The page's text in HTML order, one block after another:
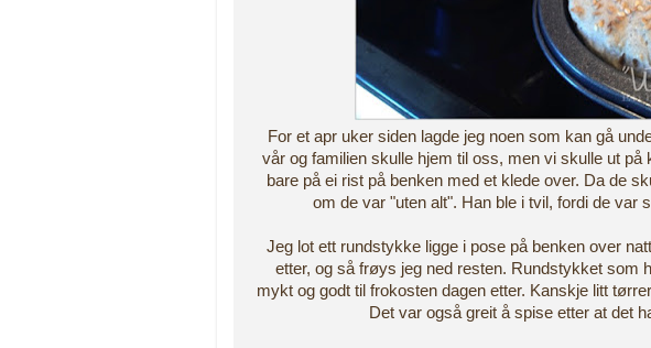
For et apr uker siden lagde jeg noen som kan gå
vår og familien skulle hjem til oss, men vi skulle ut
bare på ei rist på benken med et klede over. Da de
om de var "uten alt". Han ble i tvil, fordi de var
Jeg lot ett rundstykke ligge i pose på benken over
etter, og så frøys jeg ned resten. Rundstykket som
mykt og godt til frokosten dagen etter. Kanskje litt
Det var også greit å spise etter at det